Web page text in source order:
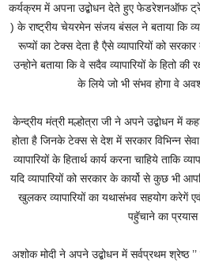
कर्यक्रम में अपना उद्बोधन देते हुए फेडरेशनऑफ
) के राष्ट्रीय चेयरमेन संजय बंसल ने बताया कि
रूप्यों का टेक्स देता है एैसे व्यापारियों को सरकार
उन्होने बताया कि वे सदैव व्यापारियों के हितो की
के लिये जो भी संभव होगा वे
केन्द्रीय मंत्री मल्होत्रा जी ने अपने उद्बोधन में
होता है जिनके टेक्स से देश में सरकार विभिन्न
व्यापारियों के हितार्थ कार्य करना चाहिये ताकि
यदि व्यापारियों को सरकार के कार्यो से कुछ भी
खुलकर व्यापारियों का यथासंभव सहयोग करेगें
पहॅुचाने का
अशोक मोदी ने अपने उद्बोधन में सर्वप्रथम श्रेष्ठ ’’